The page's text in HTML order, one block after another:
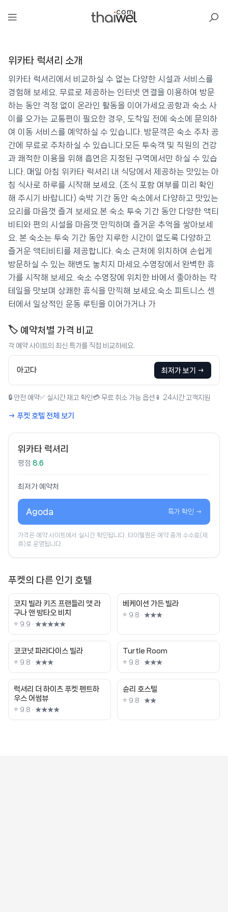
위카타 럭셔리
📍 푸켓★★★★ ⭐ 8.6
💰 최저가 확인 · 예약하기
위카타 럭셔리 소개
위카타 럭셔리에서 비교하실 수 없는 다양한 시설과 서비스를
경험해 보세요. 무료로 제공하는 인터넷 연결을 이용하여 방문
하는 동안 걱정 없이 온라인 활동을 이어가세요.공항과 숙소 사
이를 오가는 교통편이 필요한 경우, 도착일 전에 숙소에 문의하
여 이동 서비스를 예약하실 수 있습니다. 방문객은 숙소 주차 공
간에 무료로 주차하실 수 있습니다.모든 투숙객 및 직원의 건강
과 쾌적한 이용을 위해 흡연은 지정된 구역에서만 하실 수 있습
니다. 매일 아침 위카타 럭셔리 내 식당에서 제공하는 맛있는 아
침 식사로 하루를 시작해 보세요. (조식 포함 여부를 미리 확인
해 주시기 바랍니다) 숙박 기간 동안 숙소에서 다양하고 맛있는
요리를 마음껏 즐겨 보세요.본 숙소 투숙 기간 동안 다양한 액티
비티와 편의 시설을 마음껏 만끽하며 즐거운 추억을 쌓아보세
요. 본 숙소는 투숙 기간 동안 지루한 시간이 없도록 다양하고
즐거운 액티비티를 제공합니다. 숙소 근처에 위치하여 손쉽게
방문하실 수 있는 해변도 놓치지 마세요.수영장에서 완벽한 휴
가를 시작해 보세요. 숙소 수영장에 위치한 바에서 좋아하는 칵
테일을 맛보며 상쾌한 휴식을 만끽해 보세요.숙소 피트니스 센
터에서 일상적인 운동 루틴을 이어가거나 가
🏷️ 예약처별 가격 비교
각 예약 사이트의 최신 특가를 직접 비교하세요.
아고다 최저가 보기 →
🔒 안전 예약✅ 실시간 재고 확인 💳 무료 취소 가능 옵션 📱 24시간 고객지원
→ 푸켓 호텔 전체 보기
위카타 럭셔리
평점 8.6
최저가 예약처
Agoda 특가 확인 →
가격은 예약 사이트에서 실시간 확인됩니다. 타이웰컴은 예약 중개 수수료(제
휴)로 운영됩니다.
푸켓의 다른 인기 호텔
코지 빌라 키즈 프랜들리 앳 라
구나 앤 방타오 비치
⭐ 9.9 · ★★★★★
베케이션 가든 빌라
⭐ 9.8 · ★★★
코코넛 파라다이스 빌라
⭐ 9.8 · ★★★
Turtle Room
⭐ 9.8 · ★★★
럭셔리 더 하이츠 푸켓 펜트하
우스 어썸뷰
⭐ 9.8 · ★★★★
슌리 호스텔
⭐ 9.8 · ★★